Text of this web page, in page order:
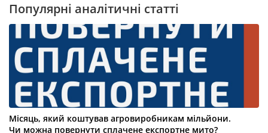
Популярні аналітичні статті
Місяць, який коштував агровиробникам мільйони.
Чи можна повернути сплачене експортне мито?